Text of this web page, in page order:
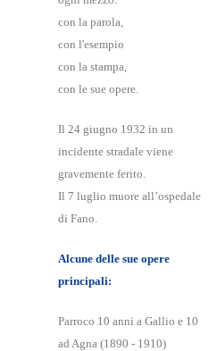
con la parola,
con l'esempio
con la stampa,
con le sue opere.
Il 24 giugno 1932 in un
incidente stradale viene
gravemente ferito.
Il 7 luglio muore all’ospedale
di Fano.
Alcune delle sue opere
principali:
Parroco 10 anni a Gallio e 10
ad Agna (1890 - 1910)